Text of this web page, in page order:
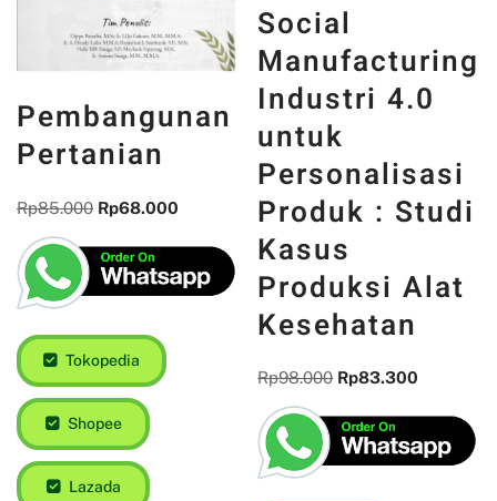
Pembangunan
Pertanian
Rp85.000 Rp68.000
Tokopedia
Shopee
Lazada
Social
Manufacturing
Industri 4.0
untuk
Personalisasi
Produk : Studi
Kasus
Produksi Alat
Kesehatan
Rp98.000 Rp83.300